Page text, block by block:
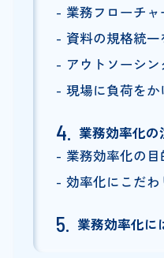
業務フローチ
資料の規格統一
アウトソーシ
現場に負荷を
業務効率化の
業務効率化の
効率化にこだわ
業務効率化に